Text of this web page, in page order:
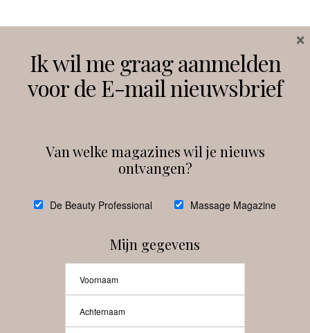
Instagram Facebook
debeautyprofessional
Ik wil me graag aanmelden
voor de E-mail nieuwsbrief
Van welke magazines wil je nieuws
ontvangen?
De Beauty Professional Massage Magazine
Mijn gegevens
×